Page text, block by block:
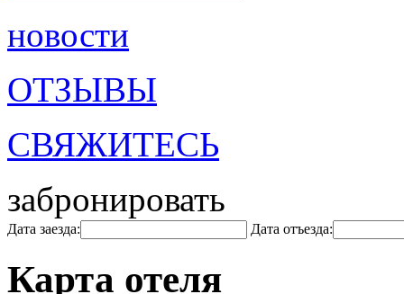
новости
ОТЗЫВЫ
СВЯЖИТЕСЬ
забронировать
Дата заезда: Дата отъезда:
Карта отеля